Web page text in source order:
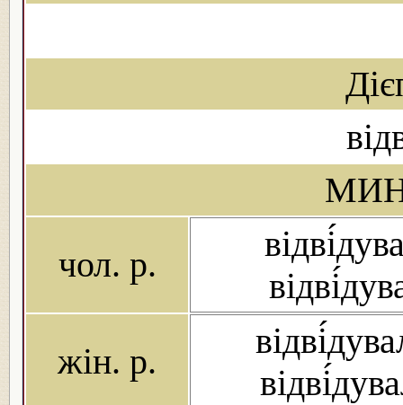
чол. р.
жін. р.